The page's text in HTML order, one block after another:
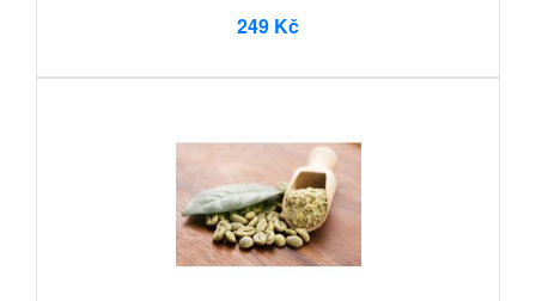
249 Kč